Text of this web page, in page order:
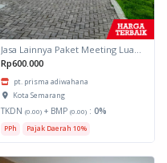
Jasa Lainnya Paket Meeting Luar Kota Hari Bumi 2
Rp600.000
pt. prisma adiwahana
Kota Semarang
TKDN (0.00) + BMP (0.00) : 0%
PPh Pajak Daerah 10%